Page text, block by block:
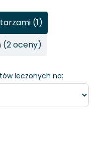
leczonych na:
(1)
(2 oceny)